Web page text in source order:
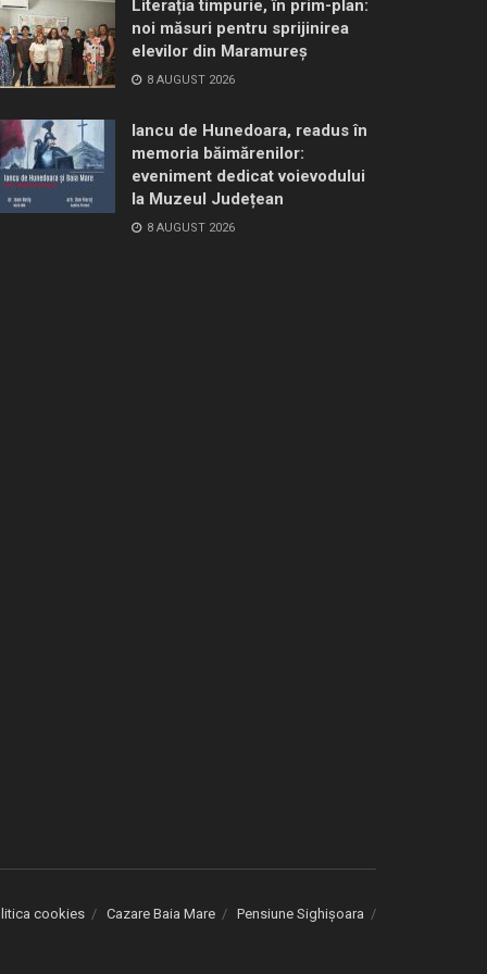
Literația timpurie, în prim-plan:
noi măsuri pentru sprijinirea
elevilor din Maramureș
8 AUGUST 2026
Iancu de Hunedoara, readus în
memoria băimărenilor:
eveniment dedicat voievodului
la Muzeul Județean
8 AUGUST 2026
cookies Cazare Baia Mare Pensiune Sighișoara